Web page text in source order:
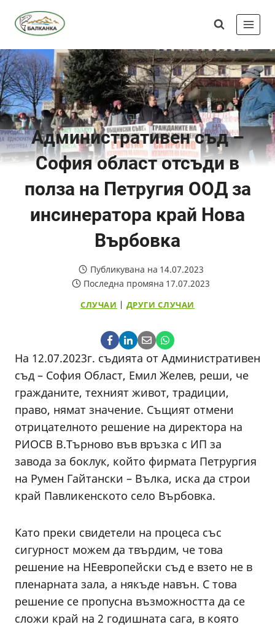
Административен съд –
София област отсъди в
полза на Петругия ООД за
инсинератора край Нова
Върбовка
Публикувана на 14.07.2023
Последна промяна 17.07.2023
СЛУЧАИ | ДРУГИ СЛУЧАИ
На 12.07.2023г. съдията от Административен
съд – София Област, Емил Желев, реши, че
гражданите, техният живот, традиции,
право, нямат значение. Същият отмени
отрицателното решение на директора на
РИОСВ В.Търново във връзка с ИП за
завода за боклук, който фирмата Петрургия
на Румен Гайтански – Вълка, иска да строи
край Павликенското село Върбовка.
Като преки свидетели на процеса със
сигурност можем да твърдим, че това
решение на НЕевропейски съд е взето не в
пленарната зала, а някъде навън. С това
решение се пропусна възможността да се
сложи край на 2 годишната сага, в която